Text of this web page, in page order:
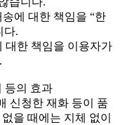
에 대한 책임을 “한
다.
대한 책임을 이용자가
등의 효과
신청한 재화 등이 품
을 때에는 지체 없이